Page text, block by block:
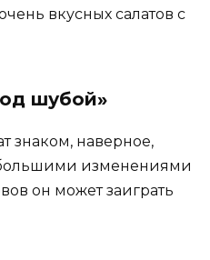
вкусных салатов с
шубой»
знаком, наверное,
изменениями
он может заиграть